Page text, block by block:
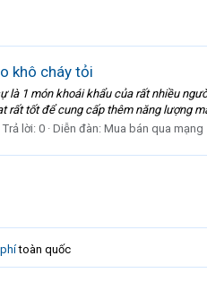
khô cháy tỏi
là 1 món khoái khẩu của rất nhiều
rất tốt để cung cấp thêm năng lượng
Trả lời: 0 Diễn đàn: Mua bán qua mạng
toàn quốc